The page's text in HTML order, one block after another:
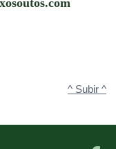
^ Subir ^